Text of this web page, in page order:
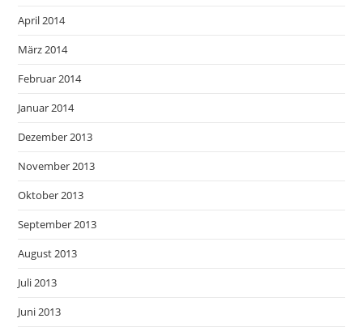
April 2014
März 2014
Februar 2014
Januar 2014
Dezember 2013
November 2013
Oktober 2013
September 2013
August 2013
Juli 2013
Juni 2013